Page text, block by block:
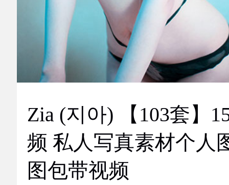
Zia (지아) 【103套】151视
频 私人写真素材个人
图包带视频